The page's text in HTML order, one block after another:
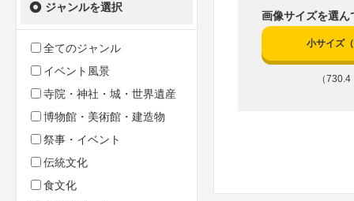
ジャンルを選択
全てのジャンル
イベント風景
寺院・神社・城・世界遺産
博物館・美術館・建造物
祭事・イベント
伝統文化
食文化
画像サイズを選ん
小サイズ
（